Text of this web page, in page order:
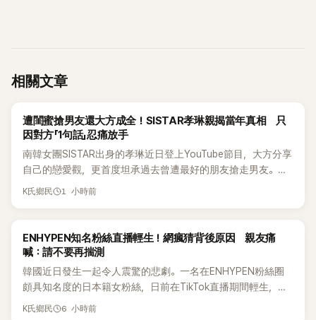
相關文章
K-POP
遭閨蜜搶男友還大方成全！SISTAR孝琳親揭當年真相 只
因對方「1句話」忍痛放手
南韓女團SISTAR出身的孝琳近日登上YouTube節目，大方分享
自己的戀愛觀，更首度坦承過去曾遭最好的朋友搶走男友。她
表示，當時選擇瀟灑放手，但如果同樣的事情現在再發生，「我
K氏鄉民 1 小時前
K-POP
ENHYPEN知名粉絲直播輕生！網瘋猜背後原因 親友痛
喊：請不要再揣測
韓國近日發生一起令人震驚的悲劇。一名在ENHYPEN粉絲圈
頗具知名度的日本籍女粉絲，日前在TikTok直播期間輕生，最
終不幸身亡，消息曝光後震驚韓網，也讓不少粉絲湧入社群平
K氏鄉民 6 小時前